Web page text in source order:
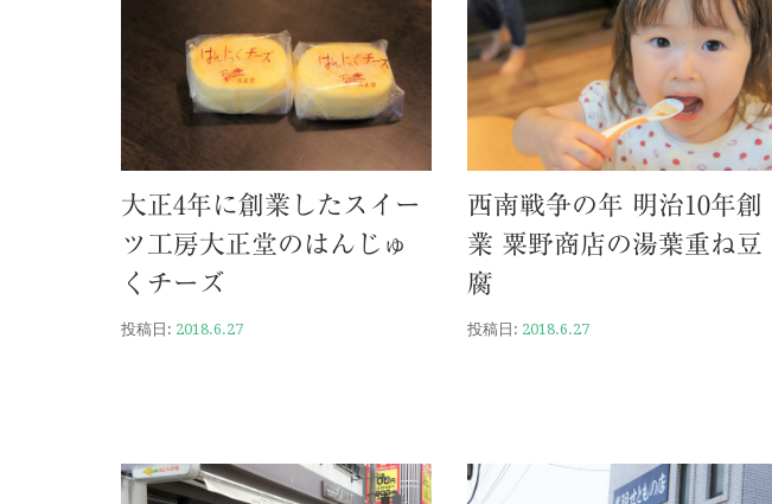
大正4年に創業したスイー
ツ工房大正堂のはんじゅ
くチーズ
投稿日: 2018.6.27
西南戦争の年 明治10年創
業 粟野商店の湯葉重ね豆
腐
投稿日: 2018.6.27